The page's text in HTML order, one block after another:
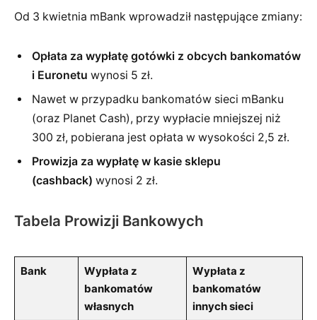
Od 3 kwietnia mBank wprowadził następujące zmiany:
Opłata za wypłatę gotówki z obcych bankomatów
i Euronetu wynosi 5 zł.
Nawet w przypadku bankomatów sieci mBanku
(oraz Planet Cash), przy wypłacie mniejszej niż
300 zł, pobierana jest opłata w wysokości 2,5 zł.
Prowizja za wypłatę w kasie sklepu
(cashback) wynosi 2 zł.
Tabela Prowizji Bankowych
Bank
Wypłata z
bankomatów
własnych
Wypłata z
bankomatów
innych sieci